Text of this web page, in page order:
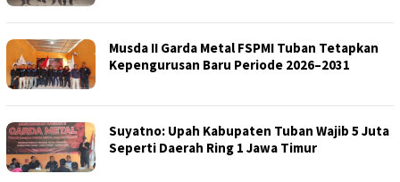
Musda II Garda Metal FSPMI Tuban Tetapkan
Kepengurusan Baru Periode 2026–2031
Suyatno: Upah Kabupaten Tuban Wajib 5 Juta
Seperti Daerah Ring 1 Jawa Timur